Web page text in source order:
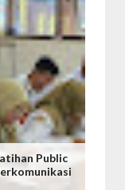
Public